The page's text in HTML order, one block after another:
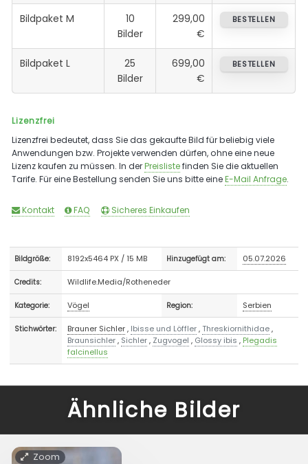
Bildpaket M
10
Bilder
299,00
€
BESTELLEN
Bildpaket L
25
Bilder
699,00
€
BESTELLEN
Lizenzfrei
Lizenzfrei bedeutet, dass Sie das gekaufte Bild für beliebig viele
Anwendungen bzw. Projekte verwenden dürfen, ohne eine neue
Lizenz kaufen zu müssen. In derPreislistefinden Sie die aktuellen
Tarife. Für eine Bestellung senden Sie uns bitte eineE-Mail Anfrage.
Kontakt FAQ Sicheres Einkaufen
Bildgröße: 8192x5464 PX / 15 MB Hinzugefügt am: 05.07.2026
Credits: Wildlife.Media/Rotheneder
Kategorie: Vögel Region: Serbien
Stichwörter: Brauner Sichler, Ibisse und Löffler,Threskiornithidae,
Braunsichler, Sichler, Zugvogel , Glossy ibis , Plegadis
falcinellus
Ähnliche Bilder
Zoom